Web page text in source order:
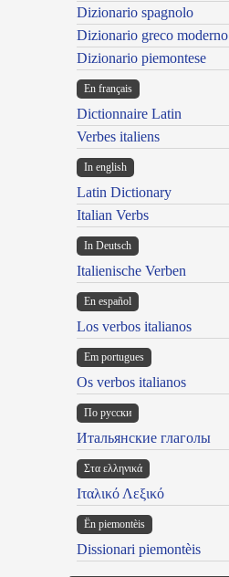
Dizionario spagnolo
Dizionario greco moderno
Dizionario piemontese
En français
Dictionnaire Latin
Verbes italiens
In english
Latin Dictionary
Italian Verbs
In Deutsch
Italienische Verben
En español
Los verbos italianos
Em portugues
Os verbos italianos
По русски
Итальянские глаголы
Στα ελληνικά
Ιταλικό Λεξικό
Ën piemontèis
Dissionari piemontèis